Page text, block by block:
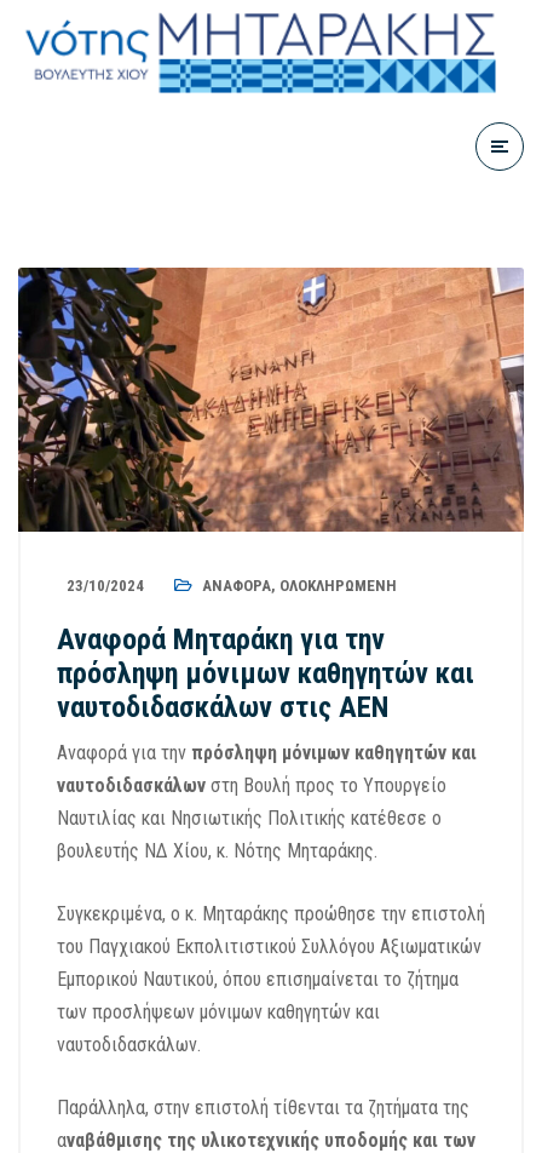
23/10/2024 ΑΝΑΦΟΡΆ, ΟΛΟΚΛΗΡΩΜΈΝΗ
Αναφορά Μηταράκη για την
πρόσληψη μόνιμων καθηγητών και
ναυτοδιδασκάλων στις ΑΕΝ
Αναφορά για την πρόσληψη μόνιμων καθηγητών και
ναυτοδιδασκάλων στη Βουλή προς το Υπουργείο
Ναυτιλίας και Νησιωτικής Πολιτικής κατέθεσε ο
βουλευτής ΝΔ Χίου, κ. Νότης Μηταράκης.
Συγκεκριμένα, ο κ. Μηταράκης προώθησε την επιστολή
του Παγχιακού Εκπολιτιστικού Συλλόγου Αξιωματικών
Εμπορικού Ναυτικού, όπου επισημαίνεται το ζήτημα
των προσλήψεων μόνιμων καθηγητών και
ναυτοδιδασκάλων.
Παράλληλα, στην επιστολή τίθενται τα ζητήματα της
αναβάθμισης της υλικοτεχνικής υποδομής και των